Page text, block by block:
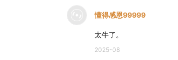
懂得感恩99999
太牛了。
2025-08